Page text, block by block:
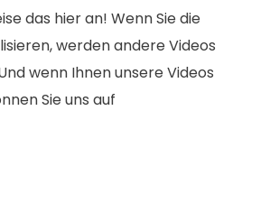
das hier an! Wenn Sie die
werden andere Videos
wenn Ihnen unsere Videos
Sie uns auf